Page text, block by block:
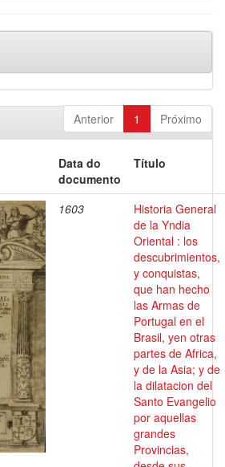
Anterior 1 Próximo
Data do
documento
Título
1603
Historia General
de la Yndia
Oriental : los
descubrimientos,
y conquistas,
que han hecho
las Armas de
Portugal en el
Brasil, yen otras
partes de Africa,
y de la Asia; y de
la dilatacion del
Santo Evangelio
por aquellas
grandes
Provincias,